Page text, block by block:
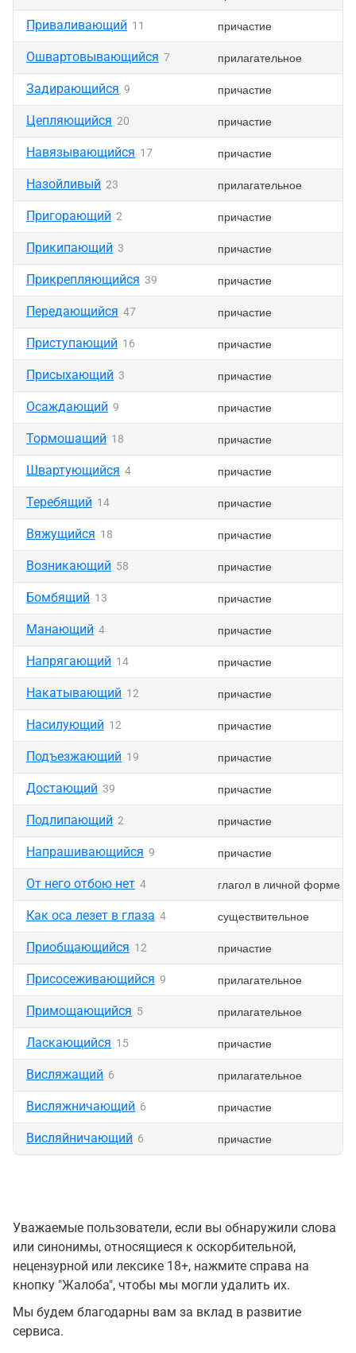
Приваливающий 11 причастие
Ошвартовывающийся 7 прилагательное
Задирающийся 9 причастие
Цепляющийся 20 причастие
Навязывающийся 17 причастие
Назойливый 23 прилагательное
Пригорающий 2 причастие
Прикипающий 3 причастие
Прикрепляющийся 39 причастие
Передающийся 47 причастие
Приступающий 16 причастие
Присыхающий 3 причастие
Осаждающий 9 причастие
Тормошащий 18 причастие
Швартующийся 4 причастие
Теребящий 14 причастие
Вяжущийся 18 причастие
Возникающий 58 причастие
Бомбящий 13 причастие
Манающий 4 причастие
Напрягающий 14 причастие
Накатывающий 12 причастие
Насилующий 12 причастие
Подъезжающий 19 причастие
Достающий 39 причастие
Подлипающий 2 причастие
Напрашивающийся 9 причастие
От него отбою нет 4 глагол в личной форме
Как оса лезет в глаза 4 существительное
Приобщающийся 12 причастие
Присосеживающийся 9 прилагательное
Примощающийся 5 прилагательное
Ласкающийся 15 причастие
Висляжащий 6 прилагательное
Висляжничающий 6 причастие
Висляйничающий 6 причастие
Уважаемые пользователи, если вы обнаружили слова
или синонимы, относящиеся к оскорбительной,
нецензурной или лексике 18+, нажмите справа на
кнопку "Жалоба", чтобы мы могли удалить их.
Мы будем благодарны вам за вклад в развитие
сервиса.